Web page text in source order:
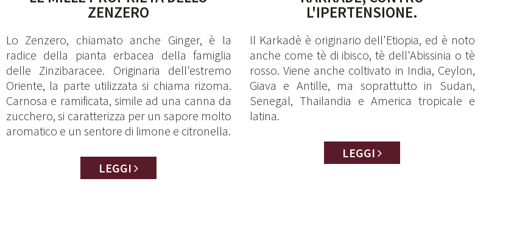
ZENZERO
Lo Zenzero, chiamato anche Ginger, è la
radice della pianta erbacea della famiglia
delle Zinzibaracee. Originaria dell'estremo
Oriente, la parte utilizzata si chiama rizoma.
Carnosa e ramificata, simile ad una canna da
zucchero, si caratterizza per un sapore molto
aromatico e un sentore di limone e citronella.
LEGGI
L'IPERTENSIONE.
Il Karkadè è originario dell'Etiopia, ed è noto
anche come tè di ibisco, tè dell'Abissinia o tè
rosso. Viene anche coltivato in India, Ceylon,
Giava e Antille, ma soprattutto in Sudan,
Senegal, Thailandia e America tropicale e
latina.
LEGGI